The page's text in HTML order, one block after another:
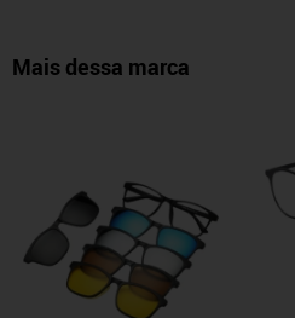
Mais dessa marca